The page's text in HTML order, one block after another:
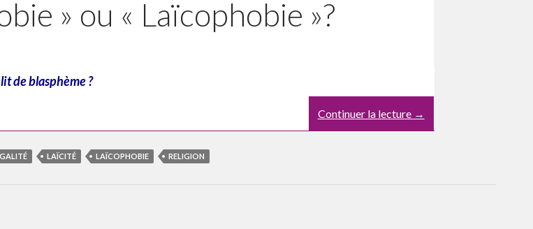
» ou « Laïcophobie »?
de blasphème ?
Continuer la lecture →
LAÏCITÉ LAÏCOPHOBIE RELIGION